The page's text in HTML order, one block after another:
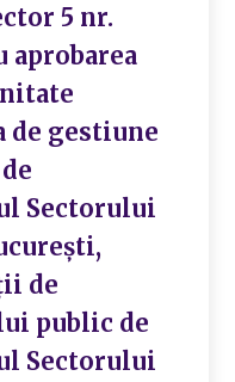
5 nr.
aprobarea
gestiune
Sectorului
de
public de
Sectorului